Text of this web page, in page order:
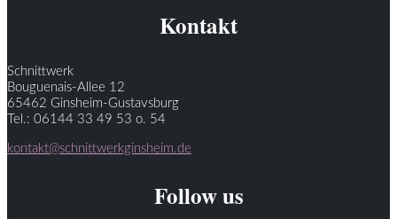
Kontakt
Schnittwerk
Bouguenais-Allee 12
65462 Ginsheim-Gustavsburg
Tel.: 06144 33 49 53 o. 54
kontakt@schnittwerkginsheim.de
Follow us